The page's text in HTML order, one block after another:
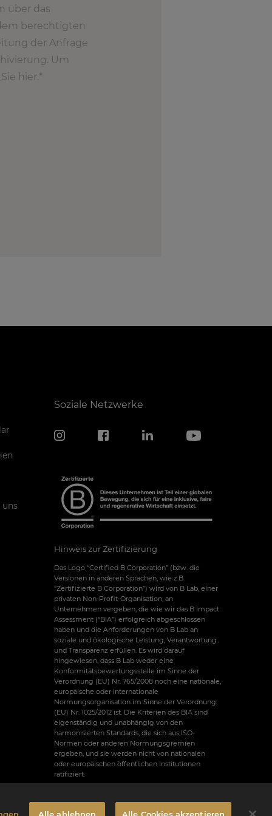
über das
berechtigten
der Anfrage
Um
hier.
uns
Soziale Netzwerke
Hinweis zur Zertifizierung
Das Logo “Certified B Corporation” (bzw. die
Versionen in anderen Sprachen, wie z.B.
“Zertifizierte B Corporation”) wird von B Lab, einer
privaten Non-Profit-Organisation, an
Unternehmen vergeben, die wie wir das B Impact
Assessment (“BIA”) erfolgreich abgeschlossen
haben und die Anforderungen von B Lab an
soziale und ökologische Leistung, Verantwortung
und Transparenz erfüllen. Es wird darauf
hingewiesen, dass B Lab weder eine
Konformitätsbewertungsstelle im Sinne der
Verordnung (EU) Nr. 765/2008 noch eine nationale,
europäische oder internationale
Normungsorganisation im Sinne der Verordnung
(EU) Nr. 1025/2012 ist. Die Kriterien des BIA sind
eigenständig und unabhängig von den
harmonisierten Standards, die sich aus ISO-
Normen oder anderen Normungsgremien
ergeben, und sie werden nicht von nationalen
oder europäischen öffentlichen Institutionen
ratifiziert.